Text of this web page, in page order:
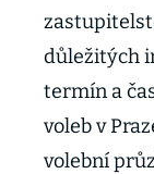
důležitých
termín a
voleb v
volební